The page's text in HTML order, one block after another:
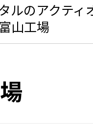
ルのアクティ
富山工場